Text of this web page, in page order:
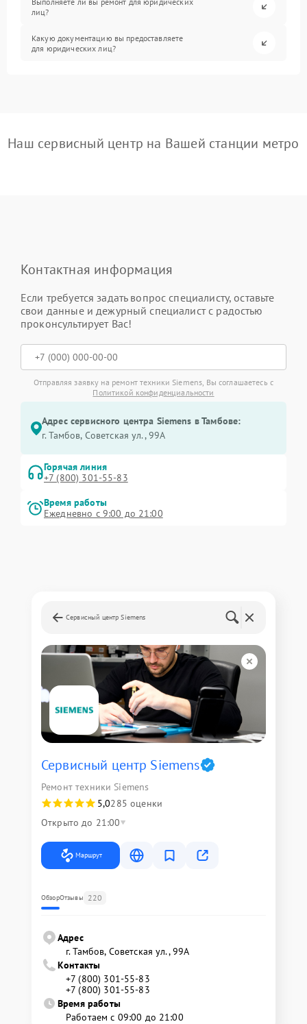
лиц?
Какую документацию вы предоставляете
для юридических лиц?
Наш сервисный центр на Вашей станции метро
Контактная информация
Если требуется задать вопрос специалисту, оставьте
свои данные и дежурный специалист с радостью
проконсультирует Вас!
Отправляя заявку на ремонт техники Siemens, Вы соглашаетесь с
Политикой конфиденциальности
Адрес сервисного центра Siemens в Тамбове:
г. Тамбов, Советская ул., 99А
Горячая линия
+7 (800) 301-55-83
Время работы
Ежедневно с 9:00 до 21:00
Сервисный центр Siemens
Сервисный центр Siemens
Ремонт техники Siemens
5,0285 оценки
Открыто до 21:00
Маршрут
ОбзорОтзывы 220
Адрес
г. Тамбов, Советская ул., 99А
Контакты
+7 (800) 301-55-83
+7 (800) 301-55-83
Время работы
Работаем с 09:00 до 21:00